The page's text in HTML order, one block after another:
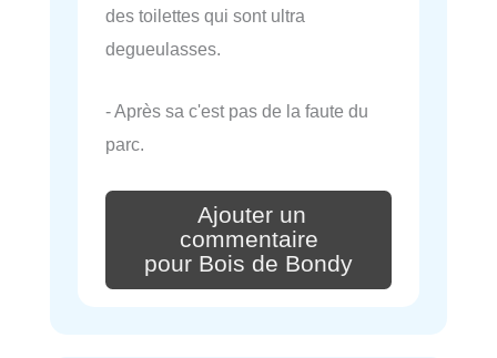
des toilettes qui sont ultra
degueulasses.
- Après sa c'est pas de la faute du
parc.
Ajouter un
commentaire
pour Bois de Bondy